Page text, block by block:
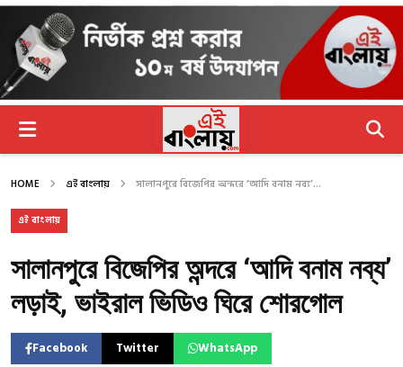
HOME এই বাংলায় সালানপুরে বিজেপির অন্দরে ‘আদি বনাম নব্য’...
এই বাংলায়
সালানপুরে বিজেপির অন্দরে ‘আদি বনাম নব্য’
লড়াই, ভাইরাল ভিডিও ঘিরে শোরগোল​
Facebook Twitter WhatsApp